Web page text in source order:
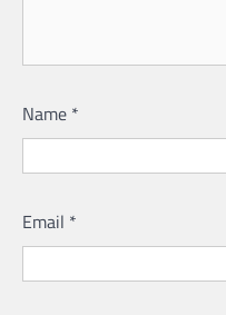
Name *
Email *